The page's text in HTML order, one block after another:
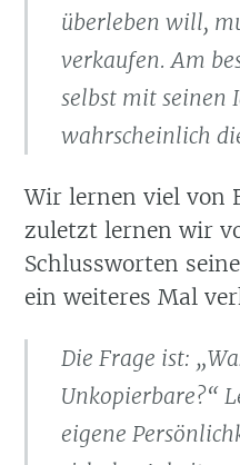
überleben will,
verkaufen. Am
selbst mit seinen
wahrscheinlich
Wir lernen viel von
zuletzt lernen wir
Schlussworten
ein weiteres Mal
Die Frage ist:
Unkopierbare?“
eigene